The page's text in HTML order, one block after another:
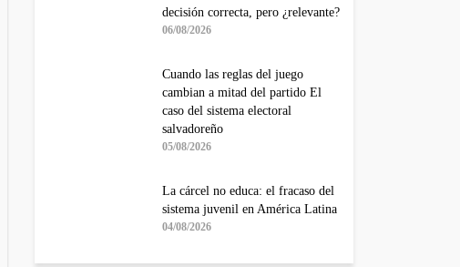
decisión correcta, pero ¿relevante?
06/08/2026
Cuando las reglas del juego
cambian a mitad del partido El
caso del sistema electoral
salvadoreño
05/08/2026
La cárcel no educa: el fracaso del
sistema juvenil en América Latina
04/08/2026